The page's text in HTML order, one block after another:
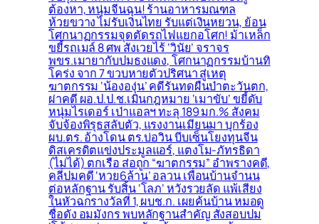
ต้องหา, หนุ่มจีนฉุน! ร้านอาหารมณฑล
ห้วยขวาง ไม่รับเงินไทย รับแต่เงินหยวน, ย้อน
โศกนาฏกรรมจุดตัดรถไฟแยกอโศก! ม้าเหล็ก
ขยี้รถเมล์ 8 ศพ สังเวยไร้ ‘วินัย’ จราจร
พขร.เมายากับปมธงแดง, โศกนาฏกรรมบ้านทิ
โคร่ง จาก 7 ขวบหายตัวปริศนา สู่เหตุ
ฆาตกรรม ‘น้ององุ่น’ คดีรันทดผืนป่าตะวันตก,
ผ่าคดี ผอ.ป.ป.ช.เมินกฎหมาย ‘เมาขับ’ ขยี้ดับ
หนุ่มไรเดอร์ เป่าแอลฯ ทะลุ 189 มก.% สังคม
จับจ้องพิรุธสลับตัว, แรงงานเมียนมา บุกร้อง
ผบ.ตร. อ้างโดน ตร.บ่อวิน บีบเซ็นโยงทุนจีน
ดิสเครดิตแข่งประมูลแอร์, แตงโม-ภัทรธิดา
(ไม่ได้) ตกเรือ ส่อถูก “ฆาตกรรม” อำพรางคดี,
คลี่ปมคดี ‘หวย6ล้าน’ อลวน เพื่อนบ้านจำนน
ต่อหลักฐาน รับสิ้น ‘โลภ’ หวังรวยลัด แพ้เสียง
ในหัวฉกรางวัลที่ 1, ผบช.ก. เผยค้นบ้าน หมอดู
ชื่อดัง อมมังกร พบหลักฐานสำคัญ สั่งสอบปม